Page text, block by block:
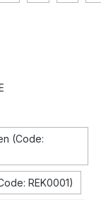
(Code:
REK0001)